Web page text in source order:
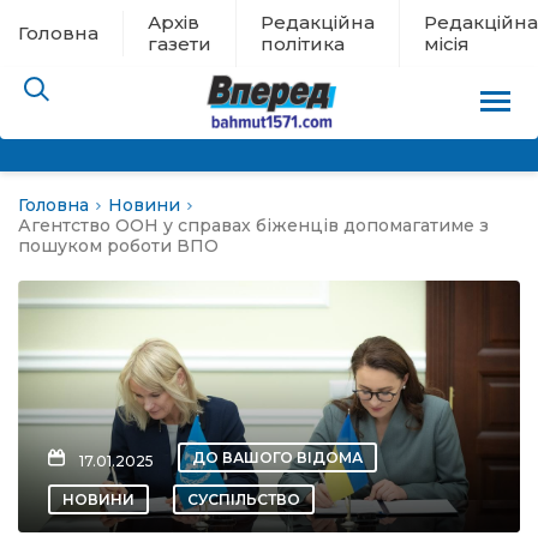
Головна
Архів
газети
Редакційна
політика
Редакційна
місія
евакуації
новини
Головна
Новини
Агентство ООН у справах біженців допомагатиме з
пошуком роботи ВПО
17.01.2025 ДО ВАШОГО ВІДОМА
НОВИНИ СУСПІЛЬСТВО